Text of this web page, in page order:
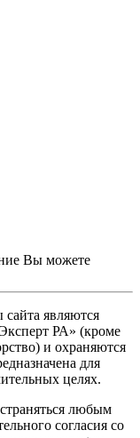
Вы можете
являются
РА» (кроме
и охраняются
для
целях.
любым
согласия со